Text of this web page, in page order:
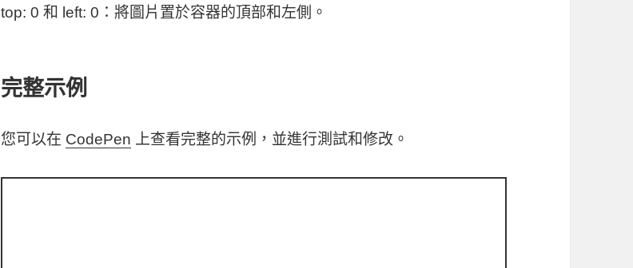
top: 0 和 left: 0 ：將圖片置於容器的頂部和左側。
完整示例
您可以在 CodePen 上查看完整的示例，並進行測試和修改。